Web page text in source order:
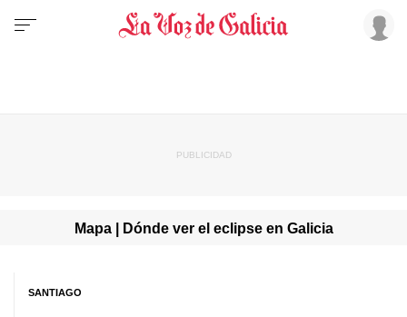
Mapa | Dónde ver el eclipse en Galicia
SANTIAGO